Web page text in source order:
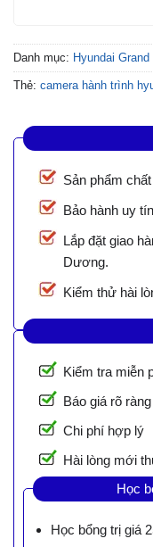
Danh mục: Hyundai Grand
Thẻ: camera hành trình
Sản phẩm
Bảo hành uy
Lắp đặt giao
Dương.
Kiểm thử hài
Kiểm tra miễn
Báo giá rõ ràng
Chi phí hợp lý
Hài lòng mới
Học
Học bổng trị giá